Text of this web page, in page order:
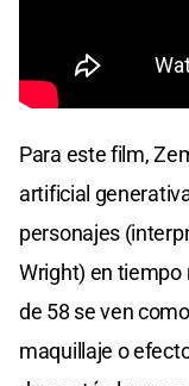
Para este film,
artificial
personajes
Wright) en tiempo
de 58 se ven
maquillaje o